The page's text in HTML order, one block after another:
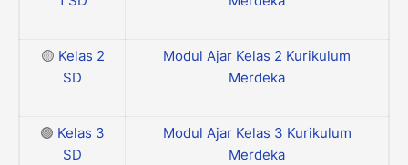
🟡 Kelas 2
SD
Modul Ajar Kelas 2 Kurikulum
Merdeka
🟢 Kelas 3
SD
Modul Ajar Kelas 3 Kurikulum
Merdeka